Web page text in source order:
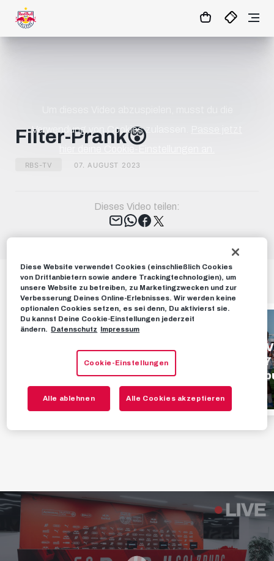
08:09 TICKETS
Verwendung von Cookies zulassen.
Filter-Prank😲
RBS-TV 07. AUGUST 2023
Dieses Video teilen:
Tweet
HIGHLIGHTS
HIGHLIGHTS
Highlights | FC Red
Bull Salzburg 1 - 0
TSV Hartberg
01. AUGUST 2026
Highlights | SV
Oberwart 1 - 7
Red Bull
26. JULI 2026
Diese Website verwendet Cookies (einschließlich Cookies
von Drittanbietern sowie andere Trackingtechnologien), um
unsere Website zu betreiben, zu Marketingzwecken und zur
Verbesserung Deines Online-Erlebnisses. Wir werden keine
optionalen Cookies setzen, es sei denn, Du aktivierst sie.
Du kannst Deine Cookie-Einstellungen jederzeit
ändern. Datenschutz Impressum
Cookie-Einstellungen
Alle ablehnen Alle Cookies akzeptieren